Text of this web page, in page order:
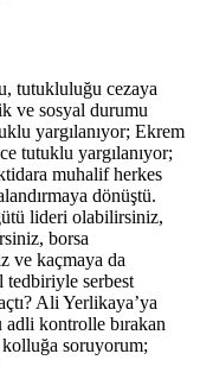
tutukluluğu cezaya
ve sosyal durumu
yargılanıyor; Ekrem
tutuklu yargılanıyor;
muhalif herkes
dönüştü.
lideri olabilirsiniz,
borsa
ve kaçmaya da
tedbiriyle serbest
Ali Yerlikaya’ya
kontrolle bırakan
kolluğa soruyorum;